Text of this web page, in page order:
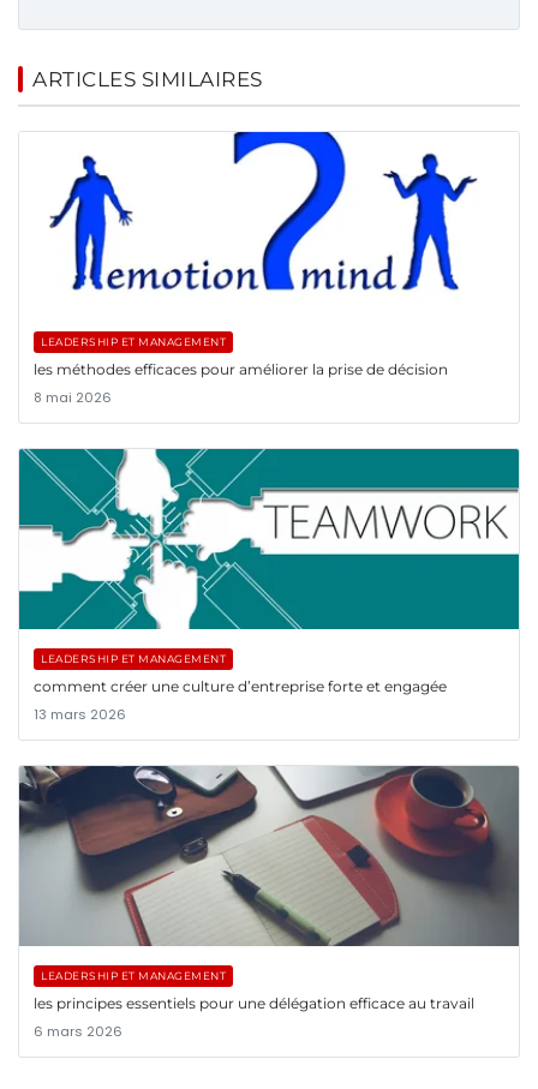
ARTICLES SIMILAIRES
LEADERSHIP ET MANAGEMENT
les méthodes efficaces pour améliorer la prise de décision
8 mai 2026
LEADERSHIP ET MANAGEMENT
comment créer une culture d’entreprise forte et engagée
13 mars 2026
LEADERSHIP ET MANAGEMENT
les principes essentiels pour une délégation efficace au travail
6 mars 2026